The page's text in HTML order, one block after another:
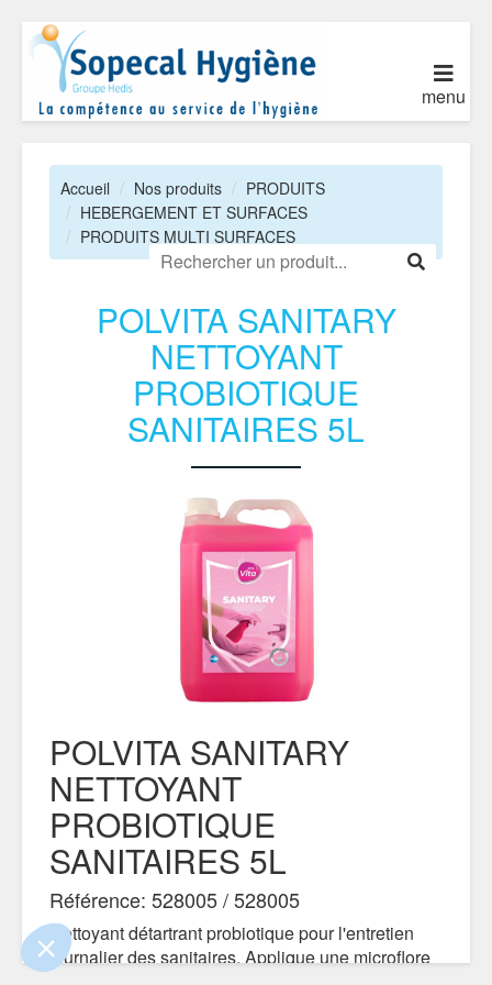
contenu de ce site vous intéresse
on aimerait bien vous accompagner
certifiés par
Je choisis OK pour moi
menu
Accueil Nos produits
PRODUITS
HEBERGEMENT ET SURFACES
PRODUITS MULTI SURFACES
POLVITA SANITARY
NETTOYANT
PROBIOTIQUE
SANITAIRES 5L
POLVITA SANITARY
NETTOYANT
PROBIOTIQUE
SANITAIRES 5L
Référence: 528005 / 528005
Nettoyant détartrant probiotique pour l'entretien
journalier des sanitaires. Applique une microflore